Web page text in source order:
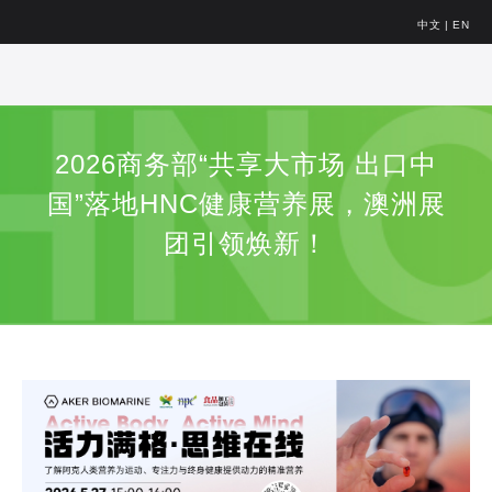
中文 | EN
2026商务部“共享大市场 出口中
国”落地HNC健康营养展，澳洲展
团引领焕新！